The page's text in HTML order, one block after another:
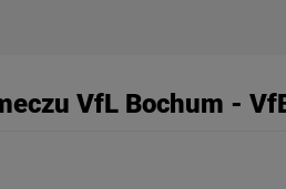
VfL Bochum -